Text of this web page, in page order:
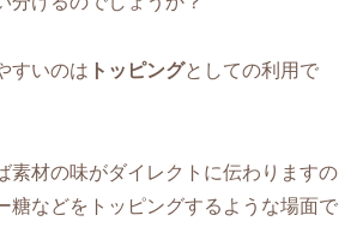
すいのは トッピングとしての利用で
素材の味がダイレクトに伝わりますの
糖などをトッピングするような場面で